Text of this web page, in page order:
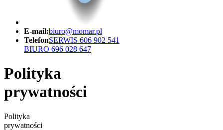
E-mail:biuro@momar.pl
TelefonSERWIS 606 902 541
BIURO 696 028 647
Polityka
prywatności
Polityka
prywatności